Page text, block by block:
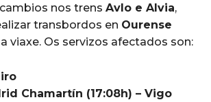
nos trens Avlo e Alvia,
transbordos en Ourense
viaxe. Os servizos afectados son:
Chamartín (17:08h) – Vigo